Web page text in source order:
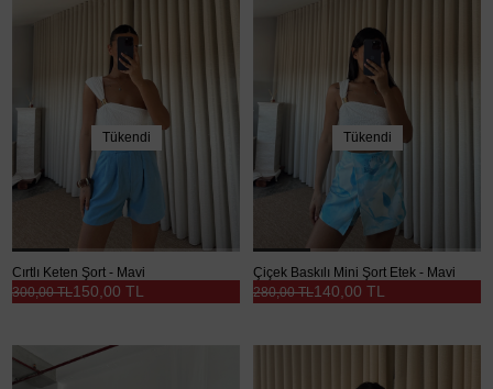
Tükendi
Cırtlı Keten Şort - Mavi
150,00 TL
300,00 TL
Tükendi
Çiçek Baskılı Mini Şort Etek - Mavi
140,00 TL
280,00 TL